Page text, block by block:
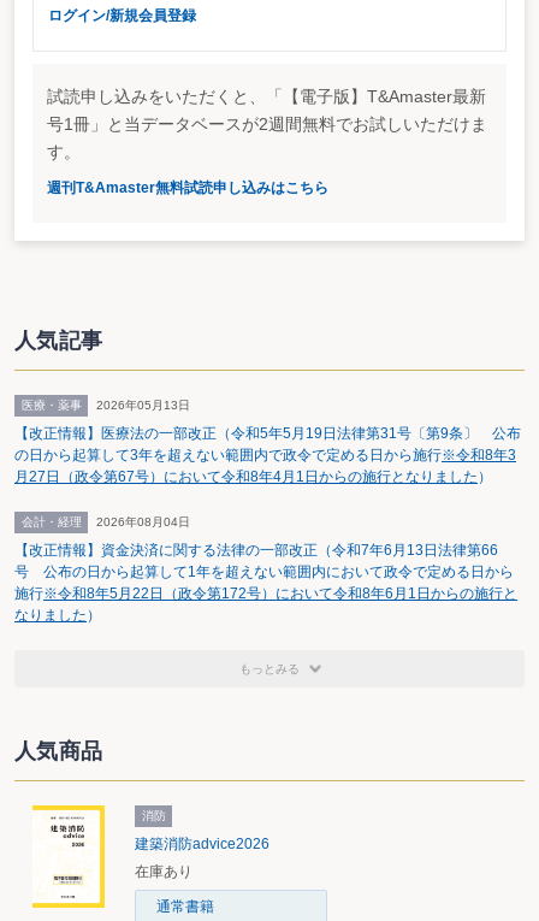
例えば、上記①については、他社が実施しているからという横並びではな
とが有効であるとし、企業の行動方針が組織全体や従業員の中で共有されてい
ることが重要であるとしている。
ISOのガイドライン化には対応
その他、日本でも拡大しているSRI（社会的責任投資）については、企業の
株価や調達金利の面で資金調達に影響を及ぼすことに加え、SRIファンドや評
な取り組みを促進する効果があるとしている。なお、6月に開催されたISOの技
CSR
企業の社会的責任（Corporate Social Responsibility）の略。中間報告書
（案）では、企業が確立した経営理念に基づいて、社会の健全な発展に寄与す
ることを規定する概念にとどまらず、これを実現するための組織作りを含めた
活動の実践、ステークホルダーとのコミュニケーション等の企業行動を意味す
ると説明している。
ログイン/新規会員登録
試読申し込みをいただくと、「【電子版】T&Amaster最新
号1冊」と当データベースが2週間無料でお試しいただけま
す。
週刊T&Amaster無料試読申し込みはこちら
人気記事
医療・薬事 2026年05月13日
【改正情報】医療法の一部改正（令和5年5月19日法律第31号〔第9条〕 公布
の日から起算して3年を超えない範囲内で政令で定める日から施行※令和8年3
月27日（政令第67号）において令和8年4月1日からの施行となりました ）
会計・経理 2026年08月04日
【改正情報】資金決済に関する法律の一部改正（令和7年6月13日法律第66
号 公布の日から起算して1年を超えない範囲内において政令で定める日から
施行※令和8年5月22日（政令第172号）において令和8年6月1日からの施行と
なりました ）
もっとみる
人気商品
消防
建築消防advice2026
在庫あり
通常書籍